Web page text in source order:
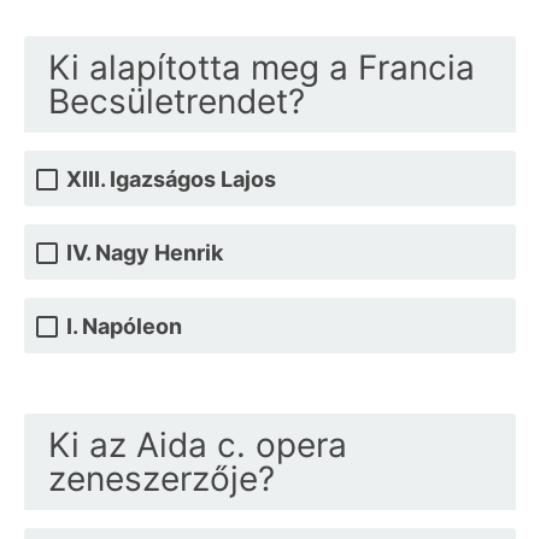
Ki alapította meg a Francia
Becsületrendet?
XIII. Igazságos Lajos
IV. Nagy Henrik
I. Napóleon
Ki az Aida c. opera
zeneszerzője?